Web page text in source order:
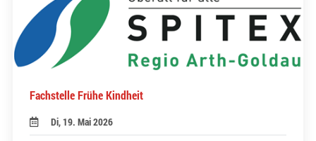
Fachstelle Frühe Kindheit
Di, 19. Mai 2026